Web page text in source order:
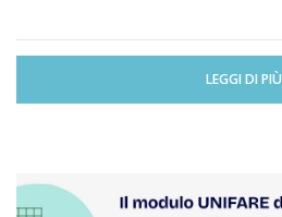
LEGGI DI PIÙ